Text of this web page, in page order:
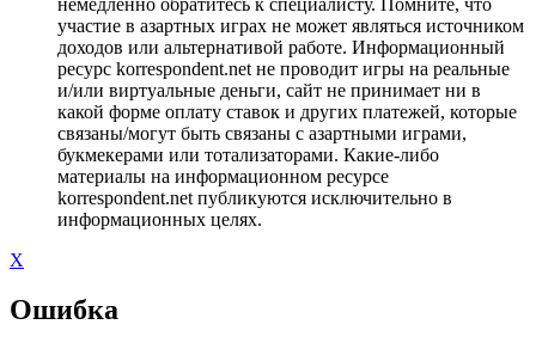
участие в азартных играх не может являться источником
доходов или альтернативой работе. Информационный
ресурс korrespondent.net не проводит игры на реальные
и/или виртуальные деньги, сайт не принимает ни в
какой форме оплату ставок и других платежей, которые
связаны/могут быть связаны с азартными играми,
букмекерами или тотализаторами. Какие-либо
материалы на информационном ресурсе
korrespondent.net публикуются исключительно в
информационных целях.
X
Ошибка